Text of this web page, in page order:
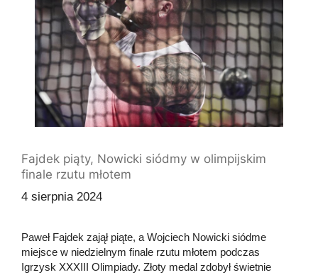
Fajdek piąty, Nowicki siódmy w olimpijskim
finale rzutu młotem
4 sierpnia 2024
Paweł Fajdek zajął piąte, a Wojciech Nowicki siódme
miejsce w niedzielnym finale rzutu młotem podczas
Igrzysk XXXIII Olimpiady. Złoty medal zdobył świetnie